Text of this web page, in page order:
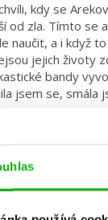
kdy se
od zla. Tímto
a i když
jejich životy
bandy
jsem se,